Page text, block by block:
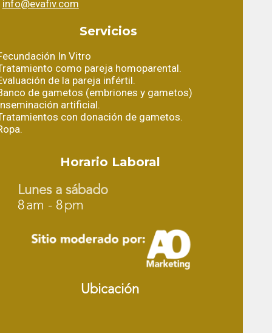
info@evafiv.com
Servicios
In Vitro
como pareja homoparental.
de la pareja infértil.
de gametos (embriones y gametos)
artificial.
con donación de gametos.
Horario Laboral
Lunes a sábado
8 am - 8 pm
Ubicación